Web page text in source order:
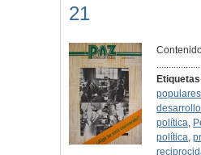
21
populares
desarrollo
política,
política,